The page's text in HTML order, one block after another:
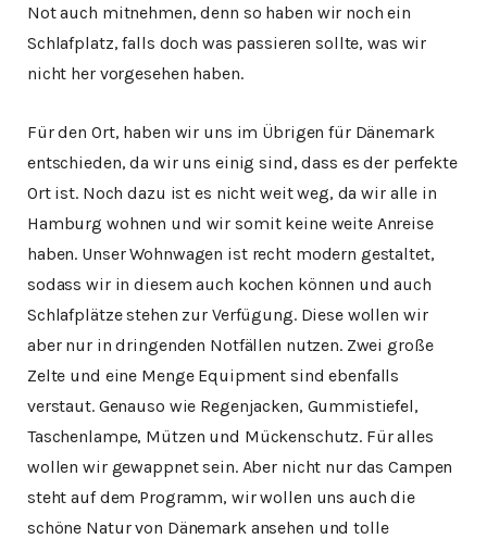
Not auch mitnehmen, denn so haben wir noch ein
Schlafplatz, falls doch was passieren sollte, was wir
nicht her vorgesehen haben.
Für den Ort, haben wir uns im Übrigen für Dänemark
entschieden, da wir uns einig sind, dass es der perfekte
Ort ist. Noch dazu ist es nicht weit weg, da wir alle in
Hamburg wohnen und wir somit keine weite Anreise
haben. Unser Wohnwagen ist recht modern gestaltet,
sodass wir in diesem auch kochen können und auch
Schlafplätze stehen zur Verfügung. Diese wollen wir
aber nur in dringenden Notfällen nutzen. Zwei große
Zelte und eine Menge Equipment sind ebenfalls
verstaut. Genauso wie Regenjacken, Gummistiefel,
Taschenlampe, Mützen und Mückenschutz. Für alles
wollen wir gewappnet sein. Aber nicht nur das Campen
steht auf dem Programm, wir wollen uns auch die
schöne Natur von Dänemark ansehen und tolle